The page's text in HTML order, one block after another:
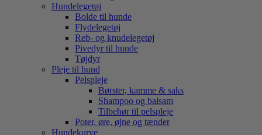
Hundelegetøj
Bolde til hunde
Flydelegetøj
Reb- og knudelegetøj
Pivedyr til hunde
Tøjdyr
Pleje til hund
Pelspleje
Børster, kamme & saks
Shampoo og balsam
Tilbehør til pelspleje
Poter, øre, øjne og tænder
Hundekurve